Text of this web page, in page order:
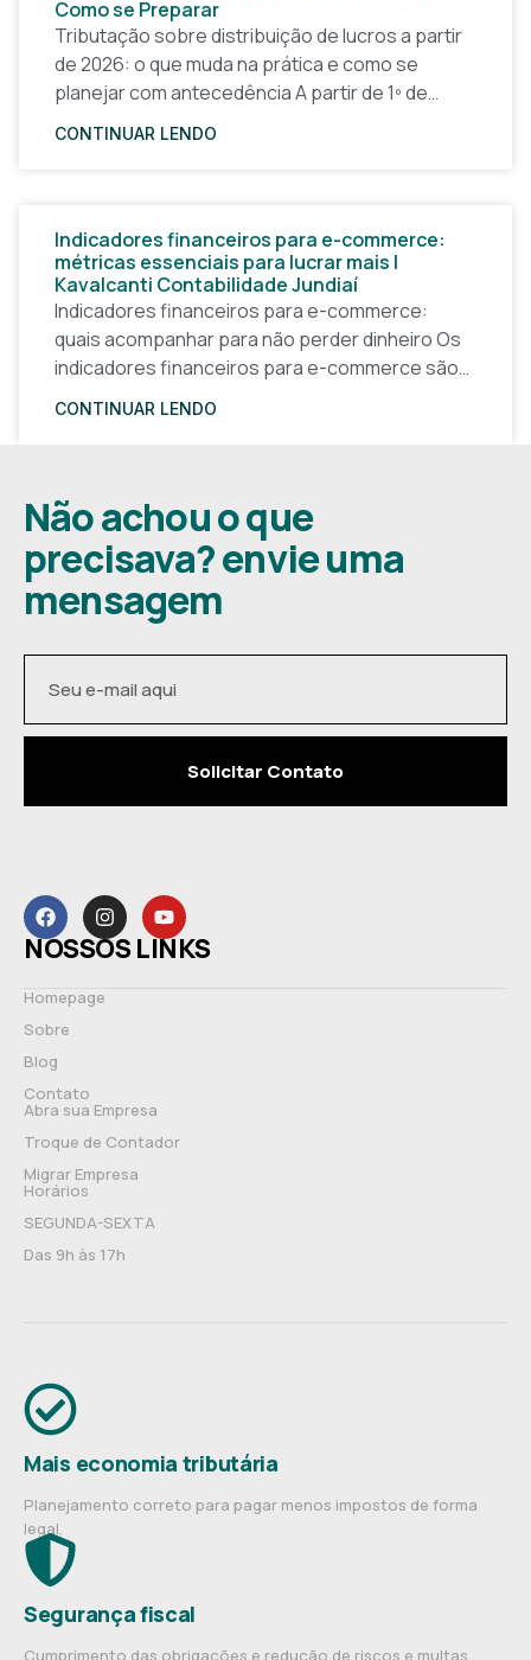
Como se Preparar
Tributação sobre distribuição de lucros a partir
de 2026: o que muda na prática e como se
planejar com antecedência A partir de 1º de
janeiro de 2026, a forma
CONTINUAR LENDO
Indicadores financeiros para e-commerce:
métricas essenciais para lucrar mais |
Kavalcanti Contabilidade Jundiaí
Indicadores financeiros para e-commerce:
quais acompanhar para não perder dinheiro Os
indicadores financeiros para e-commerce são a
base de qualquer decisão inteligente em uma
CONTINUAR LENDO
Não achou o que
precisava? envie uma
mensagem
Solicitar Contato
NOSSOS LINKS
Homepage
Sobre
Blog
Contato
Abra sua Empresa
Troque de Contador
Migrar Empresa
Horários
SEGUNDA-SEXTA
Das 9h às 17h
Mais economia tributária
Planejamento correto para pagar menos impostos de forma
legal.
Segurança fiscal
Cumprimento das obrigações e redução de riscos e multas.